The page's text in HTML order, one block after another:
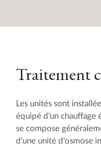
Traitement
Les unités sont
équipé d'un chauffage
se compose
d'une unité d'osmose